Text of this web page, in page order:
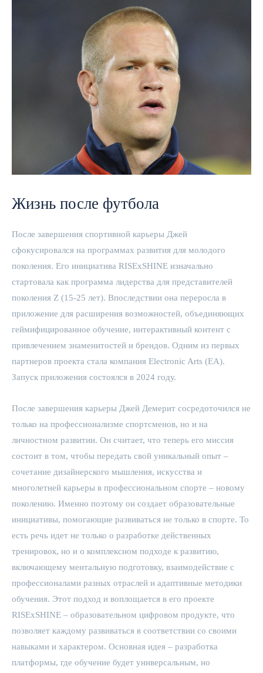
Жизнь после футбола
После завершения спортивной карьеры Джей
сфокусировался на программах развития для молодого
поколения. Его инициатива RISExSHINE изначально
стартовала как программа лидерства для представителей
поколения Z (15-25 лет). Впоследствии она переросла в
приложение для расширения возможностей, объединяющих
геймифицированное обучение, интерактивный контент с
привлечением знаменитостей и брендов. Одним из первых
партнеров проекта стала компания Electronic Arts (EA).
Запуск приложения состоялся в 2024 году.
После завершения карьеры Джей Демерит сосредоточился не
только на профессионализме спортсменов, но и на
личностном развитии. Он считает, что теперь его миссия
состоит в том, чтобы передать свой уникальный опыт –
сочетание дизайнерского мышления, искусства и
многолетней карьеры в профессиональном спорте – новому
поколению. Именно поэтому он создает образовательные
инициативы, помогающие развиваться не только в спорте. То
есть речь идет не только о разработке действенных
тренировок, но и о комплексном подходе к развитию,
включающему ментальную подготовку, взаимодействие с
профессионалами разных отраслей и адаптивные методики
обучения. Этот подход и воплощается в его проекте
RISExSHINE – образовательном цифровом продукте, что
позволяет каждому развиваться в соответствии со своими
навыками и характером. Основная идея – разработка
платформы, где обучение будет универсальным, но